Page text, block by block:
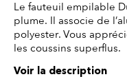
Le fauteuil empilable
plume. Il associe de
polyester. Vous
les coussins superflus.
Voir la description